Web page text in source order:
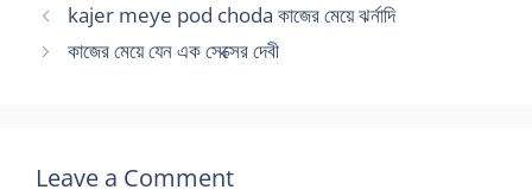
kajer meye pod choda কাজের মেয়ে ঝর্নাদি
কাজের মেয়ে যেন এক সেক্সের দেবী
Leave a Comment